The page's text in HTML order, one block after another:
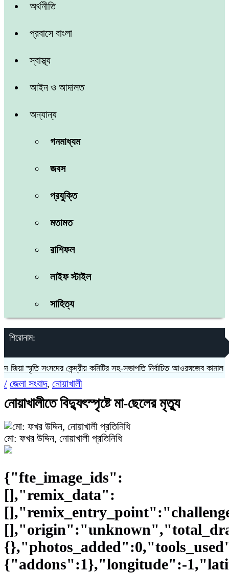
অর্থনীতি
প্রবাসে বাংলা
স্বাস্থ্য
আইন ও আদালত
অন্যান্য
গনমাধ্যম
জবস
প্রযুক্তি
মতামত
রাশিফল
লাইফ স্টাইল
সাহিত্য
শিরোনাম:
সংসদের কেন্দ্রীয় কমিটির সহ-সভাপতি নির্বাচিত আওরঙ্গজেব কামাল
/ জেলা সংবাদ, নোয়াখালী
নোয়াখালীতে বিদ্যুৎস্পৃষ্টে মা-ছেলের মৃত্যু
মো: ফখর উদ্দিন, নোয়াখালী প্রতিনিধি
{"fte_image_ids":
[],"remix_data":
{"addons":1},"longitude":-